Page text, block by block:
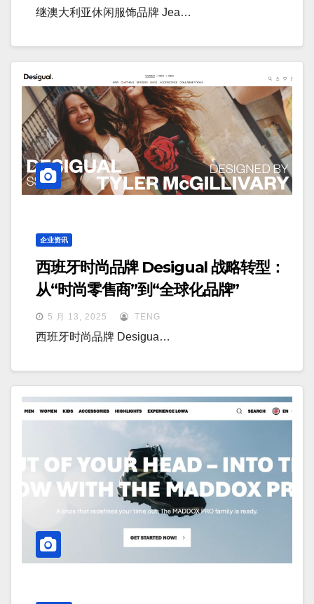
继澳大利亚休闲服饰品牌 Jea…
企业资讯
西班牙时尚品牌 Desigual 战略转型：
从“时尚零售商”到“全球化品牌”
5 月 13, 2025 TENG
西班牙时尚品牌 Desigua…